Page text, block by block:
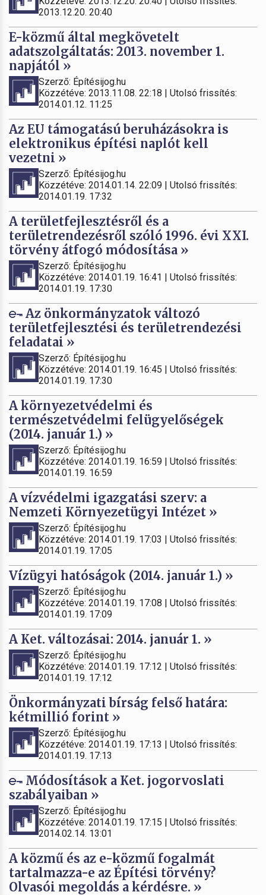
2013.12.20. 20:40
E-közmű által megkövetelt
adatszolgáltatás: 2013. november 1.
napjától »
Szerző: Építésijog.hu
Közzétéve: 2013.11.08. 22:18 | Utolsó frissítés:
2014.01.12. 11:25
Az EU támogatású beruházásokra is
elektronikus építési naplót kell
vezetni »
Szerző: Építésijog.hu
Közzétéve: 2014.01.14. 22:09 | Utolsó frissítés:
2014.01.19. 17:32
A területfejlesztésről és a
területrendezésről szóló 1996. évi XXI.
törvény átfogó módosítása »
Szerző: Építésijog.hu
Közzétéve: 2014.01.19. 16:41 | Utolsó frissítés:
2014.01.19. 17:30
Az önkormányzatok változó
területfejlesztési és területrendezési
feladatai »
Szerző: Építésijog.hu
Közzétéve: 2014.01.19. 16:45 | Utolsó frissítés:
2014.01.19. 17:30
A környezetvédelmi és
természetvédelmi felügyelőségek
(2014. január 1.) »
Szerző: Építésijog.hu
Közzétéve: 2014.01.19. 16:59 | Utolsó frissítés:
2014.01.19. 16:59
A vízvédelmi igazgatási szerv: a
Nemzeti Környezetügyi Intézet »
Szerző: Építésijog.hu
Közzétéve: 2014.01.19. 17:03 | Utolsó frissítés:
2014.01.19. 17:05
Vízügyi hatóságok (2014. január 1.) »
Szerző: Építésijog.hu
Közzétéve: 2014.01.19. 17:08 | Utolsó frissítés:
2014.01.19. 17:09
A Ket. változásai: 2014. január 1. »
Szerző: Építésijog.hu
Közzétéve: 2014.01.19. 17:12 | Utolsó frissítés:
2014.01.19. 17:12
Önkormányzati bírság felső határa:
kétmillió forint »
Szerző: Építésijog.hu
Közzétéve: 2014.01.19. 17:13 | Utolsó frissítés:
2014.01.19. 17:13
Módosítások a Ket. jogorvoslati
szabályaiban »
Szerző: Építésijog.hu
Közzétéve: 2014.01.19. 17:15 | Utolsó frissítés:
2014.02.14. 13:01
A közmű és az e-közmű fogalmát
tartalmazza-e az Építési törvény?
Olvasói megoldás a kérdésre. »